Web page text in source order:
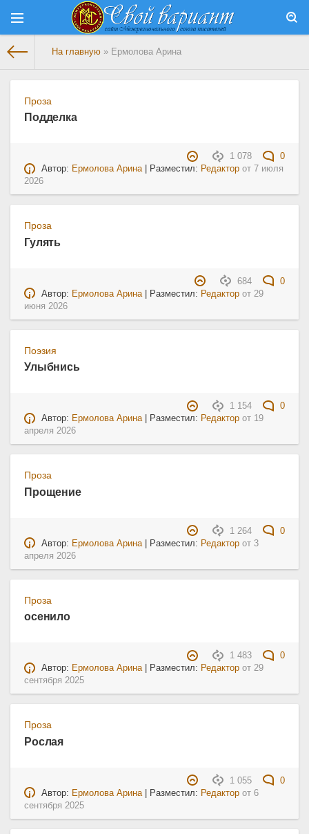
На главную » Ермолова Арина
Проза
Подделка
1 078
0
Автор: Ермолова Арина| Разместил: Редактор от 7 июля
2026
Проза
Гулять
684
0
Автор: Ермолова Арина| Разместил: Редактор от29
июня 2026
Поэзия
Улыбнись
1 154
0
Автор: Ермолова Арина| Разместил: Редактор от 19
апреля 2026
Проза
Прощение
1 264
0
Автор: Ермолова Арина | Разместил: Редактор от 3
апреля 2026
Проза
осенило
1 483
0
Автор: Ермолова Арина| Разместил: Редактор от29
сентября 2025
Проза
Рослая
1 055
0
Автор: Ермолова Арина | Разместил: Редактор от6
сентября 2025